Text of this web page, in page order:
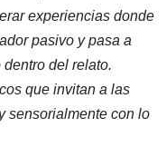
experiencias donde
pasivo y pasa a
del relato.
que invitan a las
sensorialmente con lo